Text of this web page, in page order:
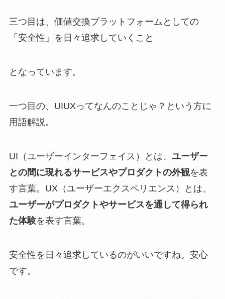
三つ目は、価値交換プラットフォームとしての
「安全性」を日々追求していくこと
となっています。
一つ目の、 UIUXってなんのことじゃ？という方に
用語解説。
UI（ユーザーインターフェイス）とは、 ユーザー
との間に現れるサービスやプロダクトの外観を表
す言葉。UX（ユーザーエクスペリエンス）とは、
ユーザーがプロダクトやサービスを通して得られ
た体験を表す言葉。
安全性を日々追求しているのがいいですね。安心
です。